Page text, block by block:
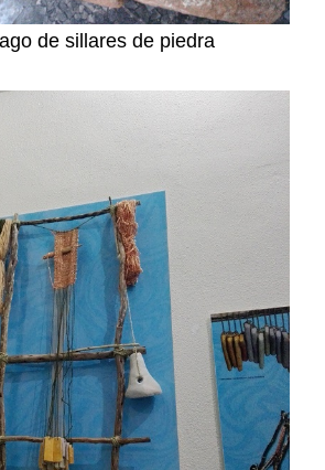
de sillares de piedra